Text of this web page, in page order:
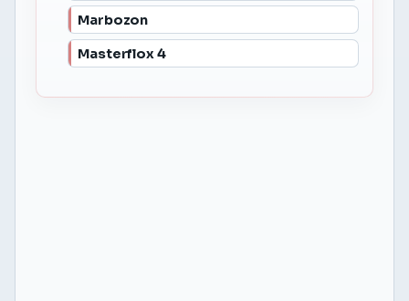
Marbozon
Masterflox 4